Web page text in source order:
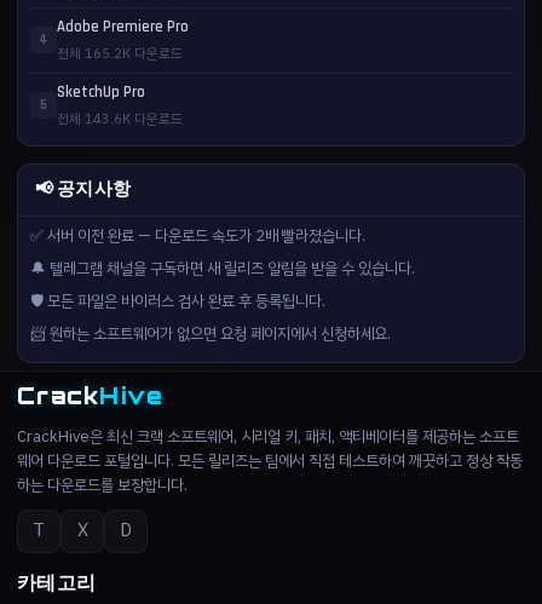
4
Adobe Premiere Pro
전체 165.2K 다운로드
5
SketchUp Pro
전체 143.6K 다운로드
📢 공지사항
✅ 서버 이전 완료 — 다운로드 속도가 2배 빨라졌습니다.
🔔 텔레그램 채널을 구독하면 새 릴리즈 알림을 받을 수 있습니다.
🛡️ 모든 파일은 바이러스 검사 완료 후 등록됩니다.
📨 원하는 소프트웨어가 없으면 요청 페이지에서 신청하세요.
CrackHive
CrackHive은 최신 크랙 소프트웨어, 시리얼 키, 패치, 액티베이터를 제공하는 소프트
웨어 다운로드 포털입니다. 모든 릴리즈는 팀에서 직접 테스트하여 깨끗하고 정상 작동
하는 다운로드를 보장합니다.
T X D
카테고리